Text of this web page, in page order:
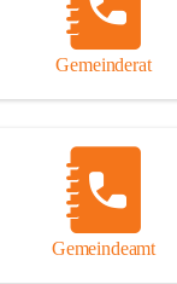
Gemeinderat
Gemeindeamt